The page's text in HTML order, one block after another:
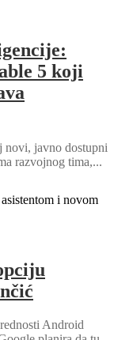
5 koji
novi, javno dostupni
razvojnog tima,...
Android